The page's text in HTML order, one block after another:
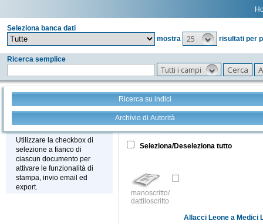
Seleziona banca dati
mostra
25 risultati per
Ricerca semplice
Tutti i campi
Ricerca su indici
Archivio di Autorità
Stampa - Email - Export
Utilizzare la checkbox di
selezione a fianco di
ciascun documento per
attivare le funzionalità di
stampa, invio email ed
export.
Tutto +
Seleziona/Deseleziona tutto
manoscritto/
dattiloscritto
Allacci Leone a Medici